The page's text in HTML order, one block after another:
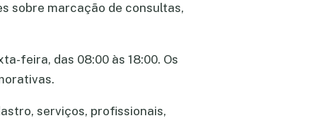
sobre marcação de consultas,
feira, das 08:00 às 18:00. Os
serviços, profissionais,